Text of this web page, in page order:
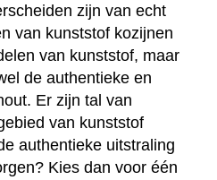
zijn van echt
van kunststof kozijnen
van kunststof, maar
de authentieke en
Er zijn tal van
van kunststof
authentieke uitstraling
Kies dan voor één